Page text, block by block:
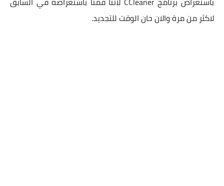
لاكثر من مرة والان حان الوقت للتجديد.